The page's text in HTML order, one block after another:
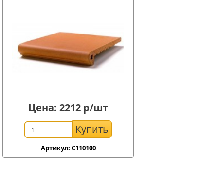
Цена: 2212 р/шт
Купить
Артикул: C110100